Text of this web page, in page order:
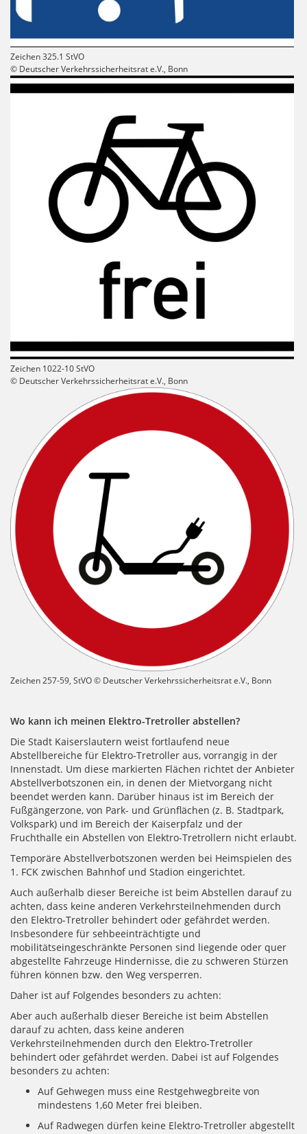
Zeichen 325.1 StVO
© Deutscher Verkehrssicherheitsrat e.V., Bonn
Zeichen 1022-10 StVO
© Deutscher Verkehrssicherheitsrat e.V., Bonn
Zeichen 257-59, StVO © Deutscher Verkehrssicherheitsrat e.V., Bonn
Wo kann ich meinen Elektro-Tretroller abstellen?
Die Stadt Kaiserslautern weist fortlaufend neue
Abstellbereiche für Elektro-Tretroller aus, vorrangig in der
Innenstadt. Um diese markierten Flächen richtet der Anbieter
Abstellverbotszonen ein, in denen der Mietvorgang nicht
beendet werden kann. Darüber hinaus ist im Bereich der
Fußgängerzone, von Park- und Grünflächen (z. B. Stadtpark,
Volkspark) und im Bereich der Kaiserpfalz und der
Fruchthalle ein Abstellen von Elektro-Tretrollern nicht erlaubt.
Temporäre Abstellverbotszonen werden bei Heimspielen des
1. FCK zwischen Bahnhof und Stadion eingerichtet.
Auch außerhalb dieser Bereiche ist beim Abstellen darauf zu
achten, dass keine anderen Verkehrsteilnehmenden durch
den Elektro-Tretroller behindert oder gefährdet werden.
Insbesondere für sehbeeinträchtigte und
mobilitätseingeschränkte Personen sind liegende oder quer
abgestellte Fahrzeuge Hindernisse, die zu schweren Stürzen
führen können bzw. den Weg versperren.
Daher ist auf Folgendes besonders zu achten:
Aber auch außerhalb dieser Bereiche ist beim Abstellen
darauf zu achten, dass keine anderen
Verkehrsteilnehmenden durch den Elektro-Tretroller
behindert oder gefährdet werden. Dabei ist auf Folgendes
besonders zu achten:
Auf Gehwegen muss eine Restgehwegbreite von
mindestens 1,60 Meter frei bleiben.
Auf Radwegen dürfen keine Elektro-Tretroller abgestellt